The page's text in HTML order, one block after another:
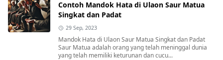
Contoh Mandok Hata di Ulaon Saur Matua
Singkat dan Padat
29 Sep, 2023
Mandok Hata di Ulaon Saur Matua Singkat dan Padat
Saur Matua adalah orang yang telah meninggal dunia
yang telah memiliki keturunan dan cucu...